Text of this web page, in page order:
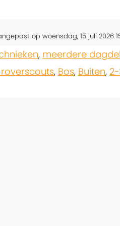
op woensdag, 15 juli 2026
, meerdere
roverscouts, Bos, Buiten,